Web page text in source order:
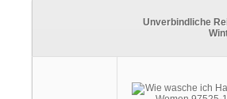
Unverbindliche